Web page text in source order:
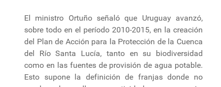
El ministro Ortuño señaló que Uruguay avanzó,
sobre todo en el período 2010-2015, en la creación
del Plan de Acción para la Protección de la Cuenca
del Río Santa Lucía, tanto en su biodiversidad
como en las fuentes de provisión de agua potable.
Esto supone la definición de franjas donde no